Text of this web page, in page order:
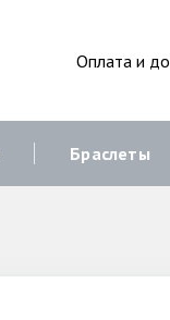
Оплата и
Браслеты